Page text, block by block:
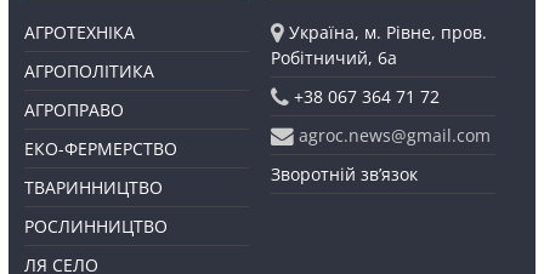
АГРОТЕХНІКА
АГРОПОЛІТИКА
АГРОПРАВО
ЕКО-ФЕРМЕРСТВО
ТВАРИННИЦТВО
РОСЛИННИЦТВО
ЛЯ СЕЛО
Україна, м. Рівне, пров.
Робітничий, 6а
+38 067 364 71 72
agroc.news@gmail.com
Зворотній зв’язок